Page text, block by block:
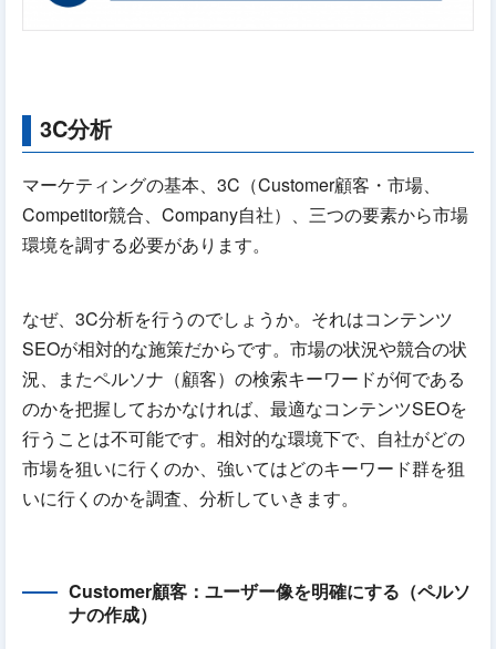
3C分析
マーケティングの基本、3C（Customer顧客・市場、
Competitor競合、Company自社）、三つの要素から市場
環境を調する必要があります。
なぜ、3C分析を行うのでしょうか。それはコンテンツ
SEOが相対的な施策だからです。市場の状況や競合の状
況、またペルソナ（顧客）の検索キーワードが何である
のかを把握しておかなければ、最適なコンテンツSEOを
行うことは不可能です。相対的な環境下で、自社がどの
市場を狙いに行くのか、強いてはどのキーワード群を狙
いに行くのかを調査、分析していきます。
Customer顧客：ユーザー像を明確にする（ペルソ
ナの作成）